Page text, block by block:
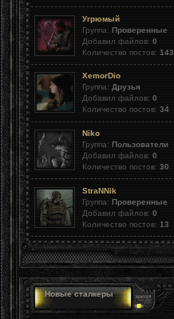
Угрюмый
Группа: Проверенные
Добавил файлов: 0
Количество постов: 143
XemorDio
Группа: Друзья
Добавил файлов: 0
Количество постов: 34
Niko
Группа: Пользователи
Добавил файлов: 0
Количество постов: 30
StraNNik
Группа: Проверенные
Добавил файлов: 0
Количество постов: 13
Новые сталкеры